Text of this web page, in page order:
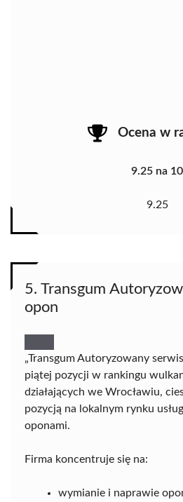
Ocena w
9.25 na 10
9.25
5. Transgum
opon
„Transgum Autoryzowany
piątej pozycji w rankingu
działających we Wrocławiu,
pozycją na lokalnym rynku
oponami.
Firma koncentruje się na:
wymianie i naprawie